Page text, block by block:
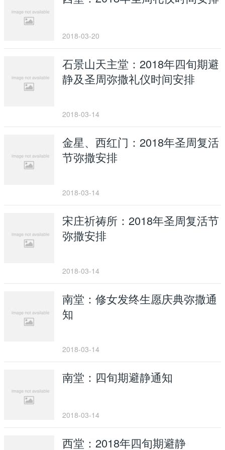
2018-03-20
石景山天主堂：2018年四旬期避
静及圣周弥撒礼仪时间安排
2018-03-14
金星、西红门：2018年圣周复活
节弥撒安排
2018-03-14
宋庄祈祷所：2018年圣周复活节
弥撒安排
2018-03-14
南堂：修女发终生愿庆典弥撒通
知
2018-03-14
南堂：四旬期避静通知
2018-03-14
西堂：2018年四旬期避静